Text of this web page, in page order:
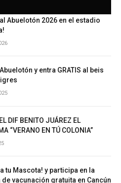
Abuelotón 2026 en el estadio
y entra GRATIS al beis
DIF BENITO JUÁREZ EL
“VERANO EN TÚ COLONIA”
tu Mascota! y participa en la
de vacunación gratuita en Cancún